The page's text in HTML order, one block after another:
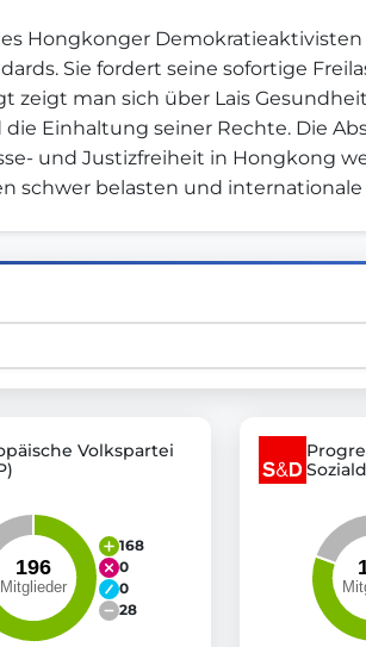
transparency platforms,
and transparency in Germany and
Hongkonger
Sie fordert seine sofortige
zeigt man sich über Lais
Einhaltung seiner Rechte. Die
und Justizfreiheit in Hongkong
schwer belasten und
Volkspartei
168
0
0
28